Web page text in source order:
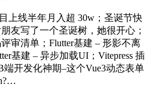
上线半年月入超 30w；圣诞节快
友写了一个圣诞树，她很开心；
审清单；Flutter基建 – 形影不离
基建 – 异步加载UI；Vitepress 插
端开发化神期–这个Vue3动态表单